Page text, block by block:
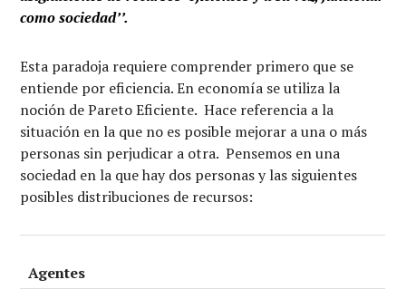
como sociedad’’.
Esta paradoja requiere comprender primero que se
entiende por eficiencia. En economía se utiliza la
noción de Pareto Eficiente. Hace referencia a la
situación en la que no es posible mejorar a una o más
personas sin perjudicar a otra. Pensemos en una
sociedad en la que hay dos personas y las siguientes
posibles distribuciones de recursos:
Agentes